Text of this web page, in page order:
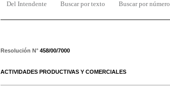
Del Intendente Buscar por texto Buscar por número
Resolución N° 458/00/7000
ACTIVIDADES PRODUCTIVAS Y COMERCIALES